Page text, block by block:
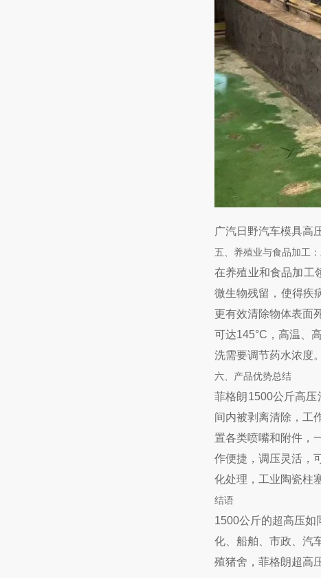
广汽日野汽车模具高
五、养殖业与食品加工
在养殖业和食品加工
微生物残留，使得疾
更有效清除物体表面
可达145°C，高温、
洗需要调节药水浓度
六、产品优势总结
菲格朗1500公斤高
间内被剥离清除，工
置各类喷嘴和附件，
作便捷，调压灵活，
化处理，工业陶瓷柱
结语
1500公斤的超高压如
化、船舶、市政、汽
殖猪舍，菲格朗超高